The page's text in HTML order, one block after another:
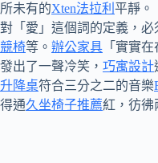
所未有的Xten法拉利 平靜。
對「愛」這個詞的定義，必
競椅等。 辦公家具 「實實
發出了一聲冷笑， 巧寓設計
升降桌符合三分之二的音樂
得通久坐椅子推薦紅，彷彿